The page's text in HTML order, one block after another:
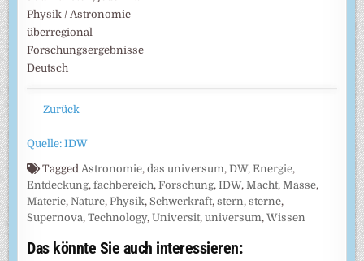
Physik / Astronomie
überregional
Forschungsergebnisse
Deutsch
Zurück
Quelle: IDW
Tagged Astronomie,das universum, DW,Energie,
Entdeckung,fachbereich,Forschung,IDW, Macht, Masse,
Materie, Nature, Physik, Schwerkraft,stern,sterne,
Supernova,Technology,Universit,universum,Wissen
Das könnte Sie auch interessieren: